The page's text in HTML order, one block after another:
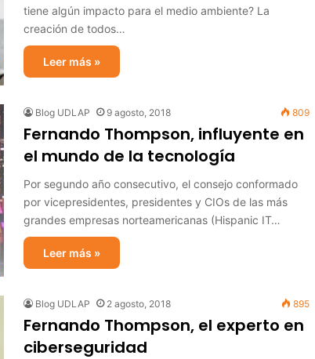
tiene algún impacto para el medio ambiente? La
creación de todos…
Leer más »
Blog UDLAP 9 agosto, 2018 809
Fernando Thompson, influyente en
el mundo de la tecnología
Por segundo año consecutivo, el consejo conformado
por vicepresidentes, presidentes y CIOs de las más
grandes empresas norteamericanas (Hispanic IT…
Leer más »
Blog UDLAP 2 agosto, 2018 895
Fernando Thompson, el experto en
ciberseguridad